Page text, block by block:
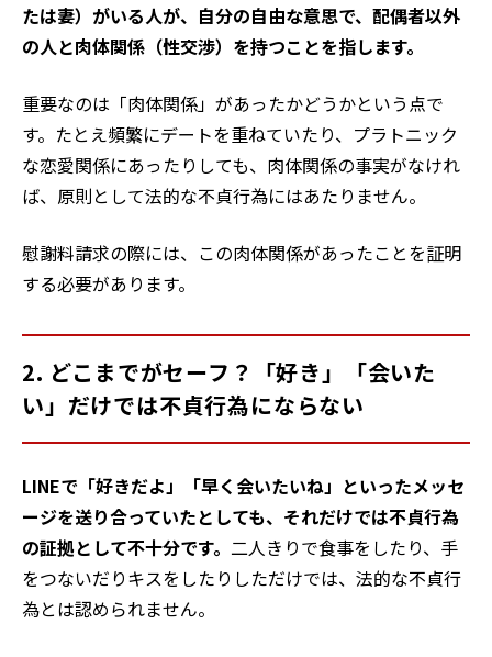
たは妻）がいる人が、自分の自由な意思で、配偶者以外
の人と肉体関係（性交渉）を持つことを指します。
重要なのは「肉体関係」があったかどうかという点で
す。たとえ頻繁にデートを重ねていたり、プラトニック
な恋愛関係にあったりしても、肉体関係の事実がなけれ
ば、原則として法的な不貞行為にはあたりません。
慰謝料請求の際には、この肉体関係があったことを証明
する必要があります。
2. どこまでがセーフ？「好き」「会いた
い」だけでは不貞行為にならない
LINEで「好きだよ」「早く会いたいね」といったメッセ
ージを送り合っていたとしても、それだけでは不貞行為
の証拠として不十分です。 二人きりで食事をしたり、手
をつないだりキスをしたりしただけでは、法的な不貞行
為とは認められません。